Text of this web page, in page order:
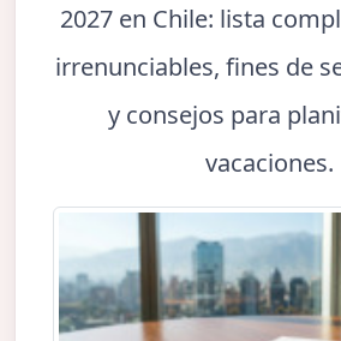
2027 en Chile: lista
irrenunciables, fines de
y consejos para
vacaciones.